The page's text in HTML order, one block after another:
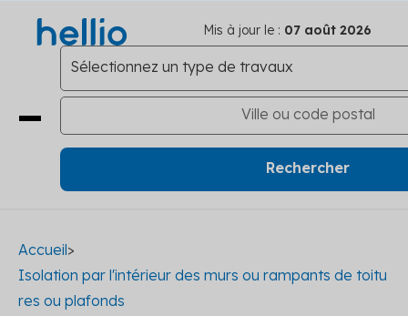
Mis à jour le : 07 août 2026
Accueil>
Isolation par l'intérieur des murs ou rampants de toitu
res ou plafonds